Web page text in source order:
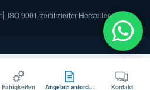
ISO 9001-zertifizierter Hersteller
Fähigkeiten Angebot anfordern Kontakt